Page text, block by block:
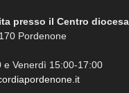
presso il Centro
Pordenone
e Venerdì 15:00-17:00